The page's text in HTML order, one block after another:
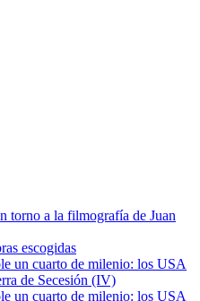
torno a la filmografía de Juan
escogidas
un cuarto de milenio: los USA
de Secesión (IV)
un cuarto de milenio: los USA